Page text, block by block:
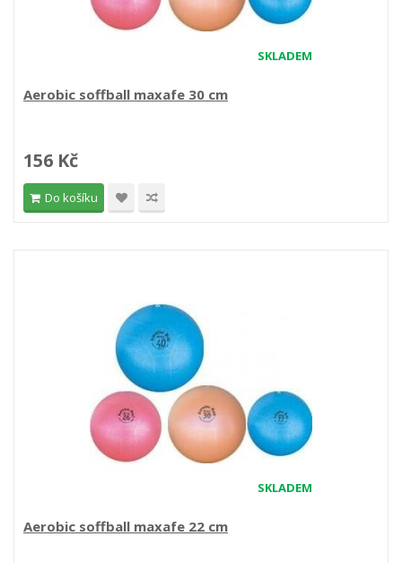
SKLADEM
Aerobic soffball maxafe 30 cm
156 Kč
Do košíku
SKLADEM
Aerobic soffball maxafe 22 cm